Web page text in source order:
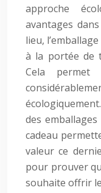
approche
avantages
lieu,
à la portée de
Cela permet
des
cadeau
valeur ce
pour prouver
souhaite offrir